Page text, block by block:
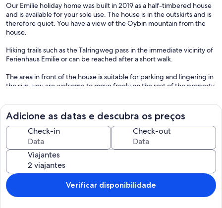
Our Emilie holiday home was built in 2019 as a half-timbered house
and is available for your sole use. The house is in the outskirts and is
therefore quiet. You have a view of the Oybin mountain from the
house.
Hiking trails such as the Talringweg pass in the immediate vicinity of
Ferienhaus Emilie or can be reached after a short walk.
The area in front of the house is suitable for parking and lingering in
the sun, you are welcome to move freely on the rest of the property,
Our house is suitable for a maximum of two people and is generally
only rented between mid-March and mid-October of a year.
Should you nevertheless have the pleasure of getting to know
Oybin from its winter side, a snow shovel is at your disposal - neither
on the driveway nor on the property is snow cleared or salt
scattered.
The ground floor is set up as an open sleeping, dining and cooking
area. There is also a bathroom on the lower floor.
The attic is not accessible to you.
Adicione as datas e descubra os preços
Check-in Check-out
Viajantes
Verificar disponibilidade